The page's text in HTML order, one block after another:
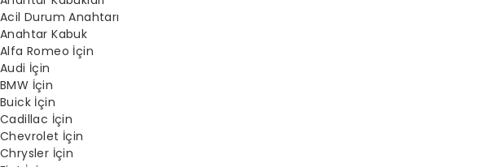
Acil Durum Anahtarı
Anahtar Kabuk
Alfa Romeo İçin
Audi İçin
BMW İçin
Buick İçin
Cadillac İçin
Chevrolet İçin
Chrysler İçin